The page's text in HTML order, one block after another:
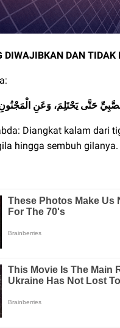
DIWAJIBKAN DAN
حَتَّى يَحْتَلِمَ، وَعَنِ
Diangkat kalam dari
hingga sembuh